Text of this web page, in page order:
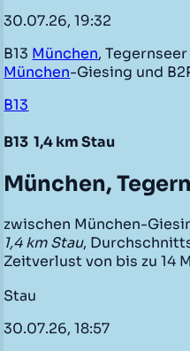
30.07.26, 19:32
B13 München,
München-Giesing und
B13
B13 1,4 km Stau
München,
zwischen München-
1,4 km Stau,
Zeitverlust von bis zu 14
Stau
30.07.26, 18:57